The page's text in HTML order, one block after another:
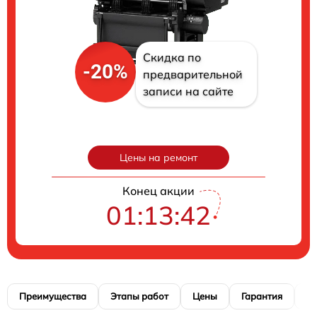
-20%
Скидка по
предварительной
записи на сайте
Цены на ремонт
Конец акции
01:13:41
Преимущества Этапы работ Цены Гарантия